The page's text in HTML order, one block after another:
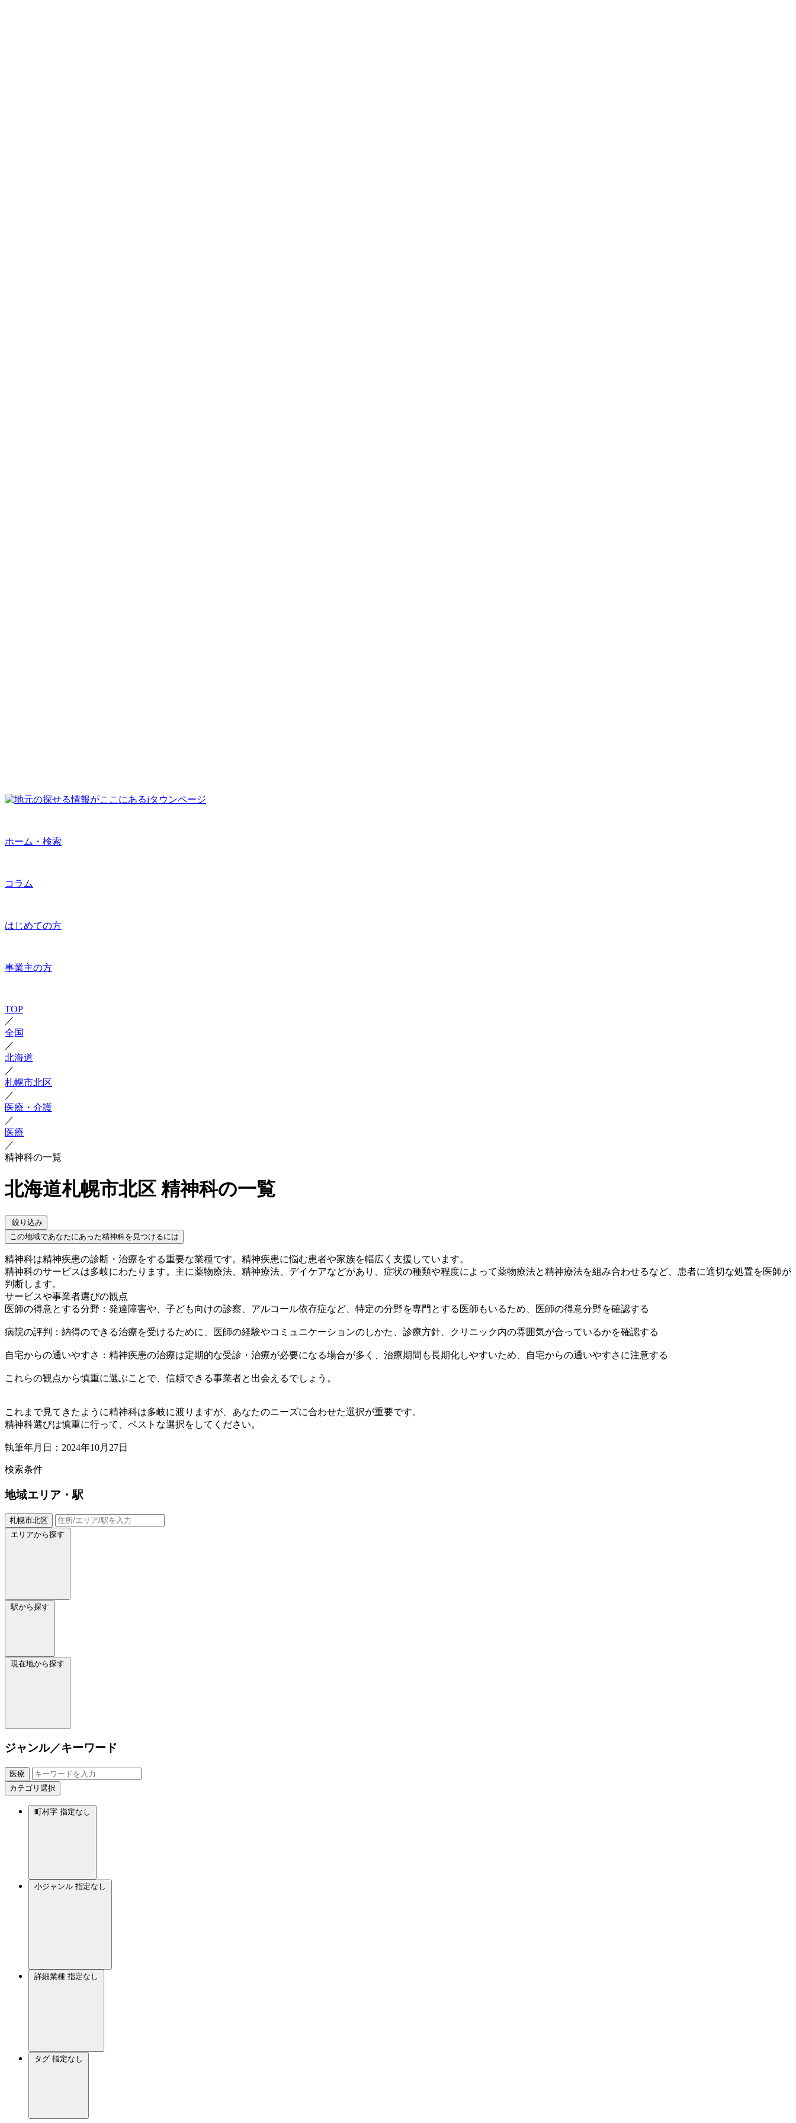
ホーム・検索
コラム
はじめての方
事業主の方
TOP
／
全国
／
北海道
／
札幌市北区
／
医療・介護
／
医療
／
精神科の一覧
北海道札幌市北区 精神科の一覧
絞り込み
この地域であなたにあった精神科を見つけるには
精神科は精神疾患の診断・治療をする重要な業種です。精神疾患に悩む患者や家族を幅広く支援しています。
精神科のサービスは多岐にわたります。主に薬物療法、精神療法、デイケアなどがあり、症状の種類や程度によって薬物療法と精神療法を組み合わせるなど、患者に適切な処置を医師が
判断します。
サービスや事業者選びの観点
医師の得意とする分野：発達障害や、子ども向けの診察、アルコール依存症など、特定の分野を専門とする医師もいるため、医師の得意分野を確認する
病院の評判：納得のできる治療を受けるために、医師の経験やコミュニケーションのしかた、診療方針、クリニック内の雰囲気が合っているかを確認する
自宅からの通いやすさ：精神疾患の治療は定期的な受診・治療が必要になる場合が多く、治療期間も長期化しやすいため、自宅からの通いやすさに注意する
これらの観点から慎重に選ぶことで、信頼できる事業者と出会えるでしょう。
これまで見てきたように精神科は多岐に渡りますが、あなたのニーズに合わせた選択が重要です。
精神科選びは慎重に行って、ベストな選択をしてください。
執筆年月日：2024年10月27日
検索条件
地域エリア・駅
札幌市北区
エリアから探す
駅から探す
現在地から探す
ジャンル／キーワード
医療
カテゴリ選択
町村字 指定なし
小ジャンル 指定なし
詳細業種 指定なし
タグ 指定なし